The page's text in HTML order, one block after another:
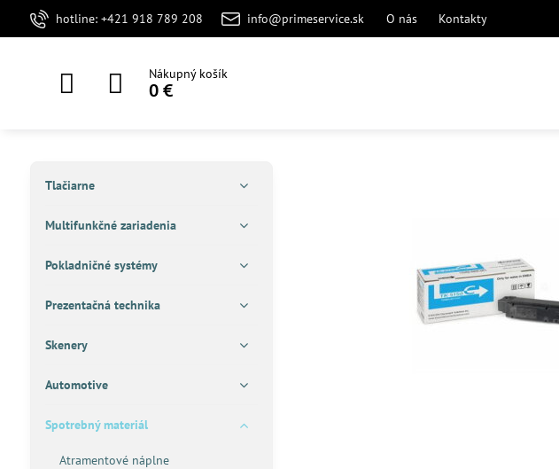
hotline: +421 918 789 208 info@primeservice.sk O nás Kontakty
Nákupný košík
0 €
Tlačiarne
Multifunkčné zariadenia
Pokladničné systémy
Prezentačná technika
Skenery
Automotive
Spotrebný materiál
Atramentové náplne